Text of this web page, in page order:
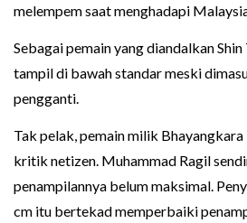
melempem saat menghadapi
Sebagai pemain yang diandalkan
tampil di bawah standar meski
pengganti.
Tak pelak, pemain milik Bhayangkara
kritik netizen. Muhammad Ragil
penampilannya belum maksimal.
cm itu bertekad memperbaiki